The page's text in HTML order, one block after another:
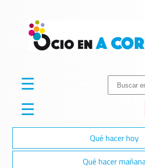
Buscar:
☰
☰
Qué hacer hoy
Qué hacer